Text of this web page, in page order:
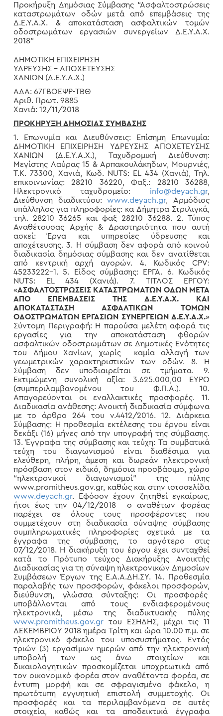
Προκήρυξη Δημόσιας Σύμβασης “Ασφαλτοστρώσεις
καταστρωμάτων οδών μετά από επεμβάσεις της
Δ.Ε.Υ.Α.Χ. & αποκατάσταση ασφαλτικών τομών
οδοστρωμάτων εργασιών συνεργείων Δ.Ε.Υ.Α.Χ.
2018”
ΔΗΜΟΤΙΚΗ ΕΠΙΧΕΙΡΗΣΗ
ΥΔΡΕΥΣΗΣ – ΑΠΟΧΕΤΕΥΣΗΣ
ΧΑΝΙΩΝ (Δ.Ε.Υ.Α.Χ.)
ΑΔΑ: 67ΓΒΟΕΨΡ-ΤΒΘ
Αριθ. Πρωτ. 9885
Χανιά: 12/11/2018
ΠΡΟΚΗΡΥΞΗ ΔΗΜΟΣΙΑΣ ΣΥΜΒΑΣΗΣ
1. Επωνυμία και Διευθύνσεις: Επίσημη Επωνυμία:
ΔΗΜΟΤΙΚΗ ΕΠΙΧΕΙΡΗΣΗ ΥΔΡΕΥΣΗΣ ΑΠΟΧΕΤΕΥΣΗΣ
ΧΑΝΙΩΝ (Δ.Ε.Υ.Α.Χ.), Ταχυδρομική Διεύθυνση:
Μεγίστης Λαύρας 15 & Αρπακουλάκηδων, Μουρνιές,
Τ.Κ. 73300, Χανιά, Κωδ. NUTS: ΕL 434 (Χανιά), Τηλ.
επικοινωνίας: 28210 36220, Φαξ.: 28210 36288,
Ηλεκτρονικό ταχυδρομείο: info@deyach.gr,
Διεύθυνση διαδικτύου:www.deyach.gr, Αρμόδιος
υπάλληλος για πληροφορίες: κα Δήμητρα Στριλιγκά,
τηλ. 28210 36265 και φαξ 28210 36288. 2. Τύπος
Αναθέτουσας Αρχής & Δραστηριότητα που αυτή
ασκεί: Έργα και υπηρεσίες ύδρευσης και
αποχέτευσης. 3. Η σύμβαση δεν αφορά από κοινού
διαδικασία δημόσιας σύμβασης και δεν ανατίθεται
από κεντρική αρχή αγορών. 4. Κωδικός CPV:
45233222-1. 5. Είδος σύμβασης: ΕΡΓΑ. 6. Κωδικός
NUTS: ΕL 434 (Χανιά). 7. ΤΙΤΛΟΣ ΕΡΓΟΥ:
«ΑΣΦΑΛΤΟΣΤΡΩΣΕΙΣ ΚΑΤΑΣΤΡΩΜΑΤΩΝ ΟΔΩΝ ΜΕΤΑ
ΑΠΟ ΕΠΕΜΒΑΣΕΙΣ ΤΗΣ Δ.Ε.Υ.Α.Χ. ΚΑΙ
ΑΠΟΚΑΤΑΣΤΑΣΗ ΑΣΦΑΛΤΙΚΩΝ ΤΟΜΩΝ
ΟΔΟΣΤΡΩΜΑΤΩΝ ΕΡΓΑΣΙΩΝ ΣΥΝΕΡΓΕΙΩΝ Δ.Ε.Υ.Α.Χ.»
Σύντομη Περιγραφή: Η παρούσα μελέτη αφορά τις
εργασίες για την αποκατάσταση φθορών
ασφαλτικών οδοστρωμάτων σε Δημοτικές Ενότητες
του Δήμου Χανίων, χωρίς καμία αλλαγή των
γεωμετρικών χαρακτηριστικών των οδών. 8. Η
Σύμβαση δεν υποδιαιρείται σε τμήματα. 9.
Εκτιμώμενη συνολική αξία: 3.625.000,00 ΕΥΡΩ
(συμπεριλαμβανομένου του Φ.Π.Α.). 10.
Απαγορεύονται οι εναλλακτικές προσφορές. 11.
Διαδικασία ανάθεσης: Ανοικτή διαδικασία σύμφωνα
με το άρθρο 264 του ν.4412/2016. 12. Διάρκεια
Σύμβασης: Η προθεσμία εκτέλεσης του έργου είναι
δεκάξι (16) μήνες από την υπογραφή της σύμβασης.
13. Έγγραφα της σύμβασης και τεύχη: Τα συμβατικά
τεύχη του διαγωνισμού είναι διαθέσιμα για
ελεύθερη, πλήρη, άμεση και δωρεάν ηλεκτρονική
πρόσβαση στον ειδικό, δημόσια προσβάσιμο, χώρο
“ηλεκτρονικοί διαγωνισμοί” της πύλης
www.promitheus.gov.gr, καθώς και στην ιστοσελίδα
www.deyach.gr. Εφόσον έχουν ζητηθεί εγκαίρως,
ήτοι έως την 04/12/2018 ο αναθέτων φορέας
παρέχει σε όλους τους προσφέροντες που
συμμετέχουν στη διαδικασία σύναψης σύμβασης
συμπληρωματικές πληροφορίες σχετικά με τα
έγγραφα της σύμβασης, το αργότερο στις
07/12/2018. Η διακήρυξη του έργου έχει συνταχθεί
κατά το Πρότυπο τεύχος Διακήρυξης Ανοικτής
Διαδικασίας για τη σύναψη ηλεκτρονικών Δημοσίων
Συμβάσεων Έργων της Ε.Α.Α.ΔΗ.ΣΥ. 14. Προθεσμία
παραλαβής των προσφορών, φάκελοι προσφορών,
διεύθυνση, γλώσσα σύνταξης: Οι προσφορές
υποβάλλονται από τους ενδιαφερομένους
ηλεκτρονικά, μέσω της διαδικτυακής πύλης
www.promitheus.gov.grτου ΕΣΗΔΗΣ, μέχρι τις 11
ΔΕΚΕΜΒΡΙΟΥ 2018 ημέρα Τρίτη και ώρα 10.00 π.μ. σε
ηλεκτρονικό φάκελο του υποσυστήματος. Εντός
τριών (3) εργασίμων ημερών από την ηλεκτρονική
υποβολή των ως άνω στοιχείων και
δικαιολογητικών προσκομίζεται υποχρεωτικά από
τον οικονομικό φορέα στον αναθέτοντα φορέα, σε
έντυπη μορφή και σε σφραγισμένο φάκελο, η
πρωτότυπη εγγυητική επιστολή συμμετοχής. Οι
προσφορές και τα περιλαμβανόμενα σε αυτές
στοιχεία, καθώς και τα αποδεικτικά έγγραφα